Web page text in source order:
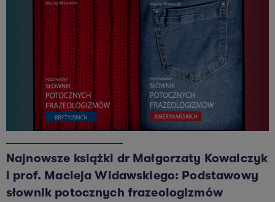
Najnowsze książki dr Małgorzaty Kowalczyk
i prof. Macieja Widawskiego: Podstawowy
słownik potocznych frazeologizmów